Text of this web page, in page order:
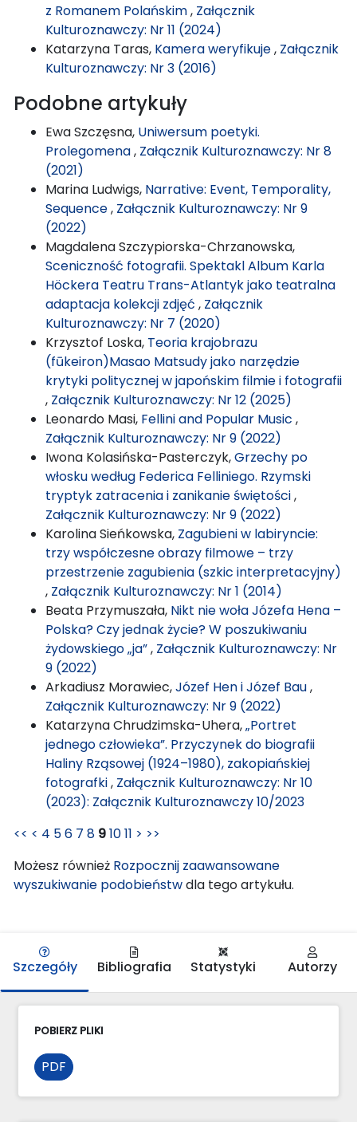
z Romanem Polańskim, Załącznik
Kulturoznawczy: Nr 11 (2024)
Katarzyna Taras, Kamera weryfikuje, Załącznik
Kulturoznawczy: Nr 3 (2016)
Podobne artykuły
Ewa Szczęsna, Uniwersum poetyki.
Prolegomena, Załącznik Kulturoznawczy: Nr 8
(2021)
Marina Ludwigs, Narrative: Event, Temporality,
Sequence, Załącznik Kulturoznawczy: Nr 9
(2022)
Magdalena Szczypiorska-Chrzanowska,
Sceniczność fotografii. Spektakl Album Karla
Höckera Teatru Trans-Atlantyk jako teatralna
adaptacja kolekcji zdjęć , Załącznik
Kulturoznawczy: Nr 7 (2020)
Krzysztof Loska, Teoria krajobrazu
(fūkeiron)Masao Matsudy jako narzędzie
krytyki politycznej w japońskim filmie i fotografii
, Załącznik Kulturoznawczy: Nr 12 (2025)
Leonardo Masi, Fellini and Popular Music ,
Załącznik Kulturoznawczy: Nr 9 (2022)
Iwona Kolasińska-Pasterczyk,Grzechy po
włosku według Federica Felliniego. Rzymski
tryptyk zatracenia i zanikanie świętości,
Załącznik Kulturoznawczy: Nr 9 (2022)
Karolina Sieńkowska, Zagubieni w labiryncie:
trzy współczesne obrazy filmowe – trzy
przestrzenie zagubienia (szkic interpretacyjny)
, Załącznik Kulturoznawczy: Nr 1 (2014)
Beata Przymuszała, Nikt nie woła Józefa Hena –
Polska? Czy jednak życie? W poszukiwaniu
żydowskiego „ja”, Załącznik Kulturoznawczy: Nr
9 (2022)
Arkadiusz Morawiec,Józef Hen i Józef Bau,
Załącznik Kulturoznawczy: Nr 9 (2022)
Katarzyna Chrudzimska-Uhera,„Portret
jednego człowieka”. Przyczynek do biografii
Haliny Rząsowej (1924–1980), zakopiańskiej
fotografki, Załącznik Kulturoznawczy: Nr 10
(2023): Załącznik Kulturoznawczy 10/2023
<< < 4 56 7 8 91011 > >>
Możesz również Rozpocznij zaawansowane
wyszukiwanie podobieństwdla tego artykułu.
Szczegóły Bibliografia Statystyki Autorzy
POBIERZ PLIKI
PDF